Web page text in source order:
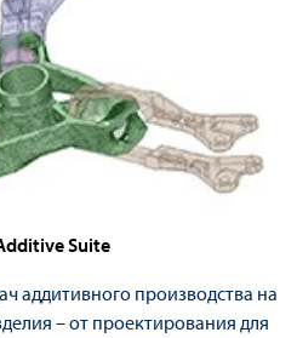
Suite
аддитивного производства на
– от проектирования для